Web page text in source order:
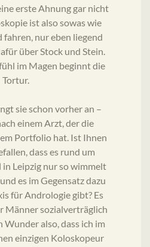
erste Ahnung gar nicht
ist also sowas wie
nur eben liegend
über Stock und Stein.
im Magen beginnt die
Tortur.
sie schon vorher an –
einem Arzt, der die
Portfolio hat. Ist Ihnen
dass es rund um
Leipzig nur so wimmelt
es im Gegensatz dazu
für Andrologie gibt? Es
Männer sozialverträglich
also, dass ich im
einzigen Koloskopeur